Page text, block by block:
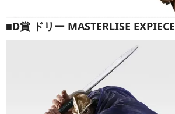
■D賞 ドリー MASTERLISE EXPIECE